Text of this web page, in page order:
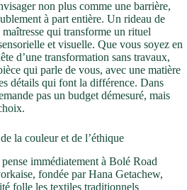
non plus comme une barrière,
à part entière. Un rideau de
qui transforme un rituel
et visuelle. Que vous soyez en
d’une transformation sans travaux,
qui parle de vous, avec une matière
détails qui font la différence. Dans
pas un budget démesuré, mais
la couleur et de l’éthique
immédiatement à Bolé Road
fondée par Hana Getachew,
folle les textiles traditionnels